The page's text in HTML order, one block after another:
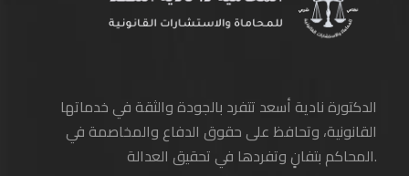
الدكتورة نادية أسعد تتفرد بالجودة والثقة في خدماتها
القانونية، وتحافظ على حقوق الدفاع والمخاصمة في
المحاكم بتفانٍ وتفردها في تحقيق العدالة.